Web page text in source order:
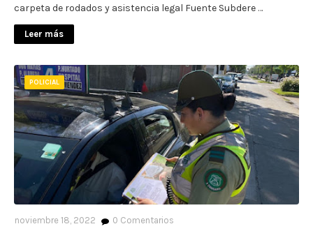
carpeta de rodados y asistencia legal Fuente Subdere …
Leer más
POLICIAL
noviembre 18, 2022 0 Comentarios